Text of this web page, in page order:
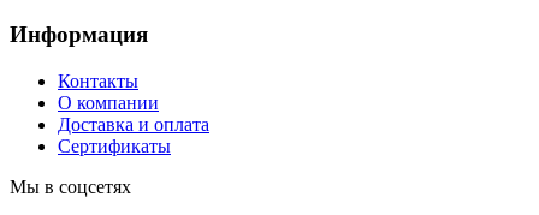
Информация
Контакты
О компании
Доставка и оплата
Сертификаты
Мы в соцсетях